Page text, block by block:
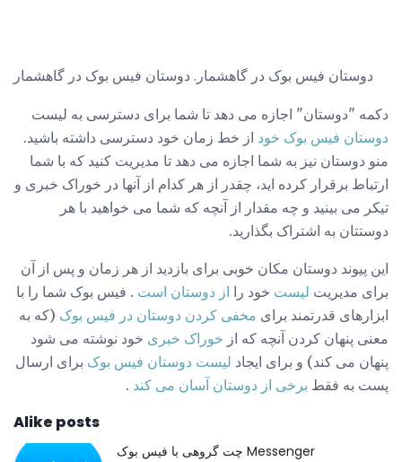
دوستان فیس بوک در گاهشمار. دوستان فیس بوک در گاهشمار
دکمه "دوستان" اجازه می دهد تا شما برای دسترسی به لیست
دوستان فیس بوک خود از خط زمان خود دسترسی داشته باشید.
منو دوستان نیز به شما اجازه می دهد تا مدیریت کنید که با شما
ارتباط برقرار کرده اید، چقدر از هر کدام از آنها در خوراک خبری و
تیکر می بینید و چه مقدار از آنچه که شما می خواهید با هر
دوستتان به اشتراک بگذارید.
این پیوند دوستان مکان خوبی برای بازدید از هر زمان و پس از آن
برای مدیریت لیست خود را از دوستان است . فیس بوک شما را با
ابزارهای قدرتمند برای مخفی کردن دوستان در فیس بوک (که به
معنی پنهان کردن آنچه که از خوراک خبری خود نوشته می شود
پنهان می کند) و برای ایجاد لیست دوستان فیس بوک برای ارسال
پست به فقط برخی از دوستان آسان می کند .
Alike posts
چت گروهی با فیس بوک Messenger